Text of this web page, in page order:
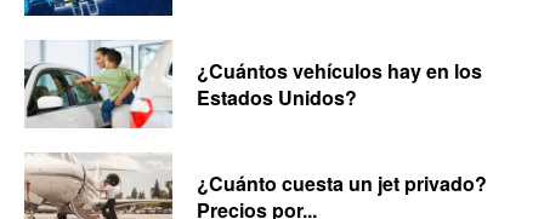
¿Cuántos vehículos hay en los
Estados Unidos?
¿Cuánto cuesta un jet privado?
Precios por...